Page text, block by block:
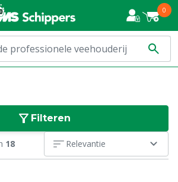
0
Filteren
18 Relevantie